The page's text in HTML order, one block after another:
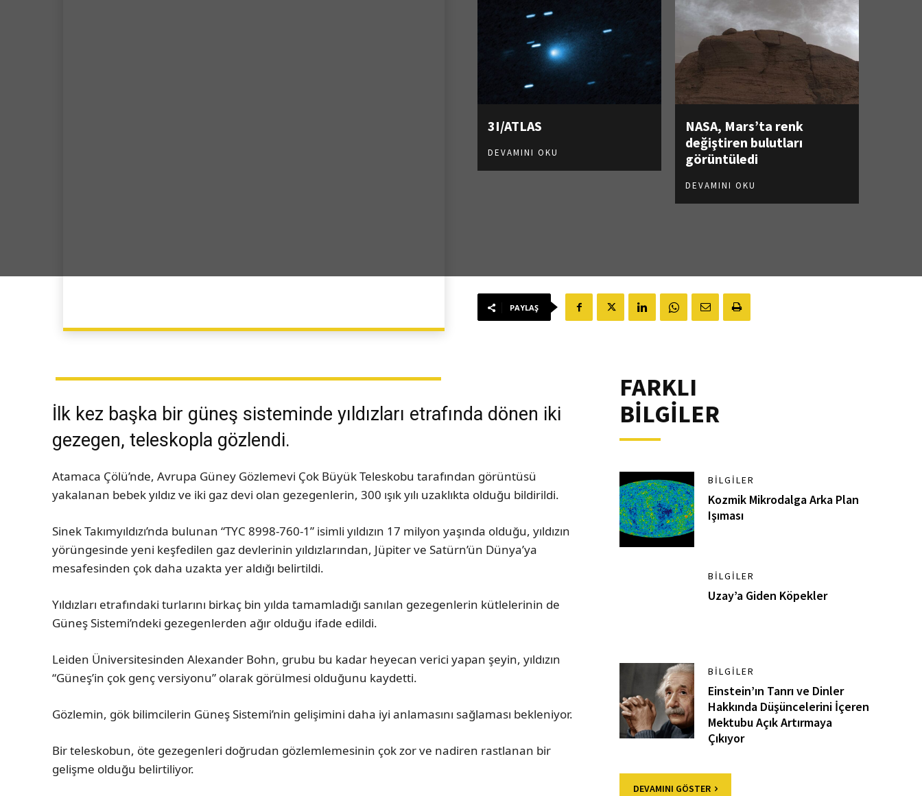
3I/ATLAS
DEVAMINI OKU
NASA, Mars’ta renk
değiştiren bulutları
görüntüledi
DEVAMINI OKU
PAYLAŞ
İlk kez başka bir güneş sisteminde yıldızları etrafında dönen iki
gezegen, teleskopla gözlendi.
Atamaca Çölü’nde, Avrupa Güney Gözlemevi Çok Büyük Teleskobu tarafından görüntüsü
yakalanan bebek yıldız ve iki gaz devi olan gezegenlerin, 300 ışık yılı uzaklıkta olduğu bildirildi.
Sinek Takımyıldızı’nda bulunan “TYC 8998-760-1” isimli yıldızın 17 milyon yaşında olduğu, yıldızın
yörüngesinde yeni keşfedilen gaz devlerinin yıldızlarından, Jüpiter ve Satürn’ün Dünya’ya
mesafesinden çok daha uzakta yer aldığı belirtildi.
Yıldızları etrafındaki turlarını birkaç bin yılda tamamladığı sanılan gezegenlerin kütlelerinin de
Güneş Sistemi’ndeki gezegenlerden ağır olduğu ifade edildi.
Leiden Üniversitesinden Alexander Bohn, grubu bu kadar heyecan verici yapan şeyin, yıldızın
“Güneş’in çok genç versiyonu” olarak görülmesi olduğunu kaydetti.
Gözlemin, gök bilimcilerin Güneş Sistemi’nin gelişimini daha iyi anlamasını sağlaması bekleniyor.
Bir teleskobun, öte gezegenleri doğrudan gözlemlemesinin çok zor ve nadiren rastlanan bir
gelişme olduğu belirtiliyor.
FARKLI
BİLGİLER
BILGILER
Kozmik Mikrodalga Arka Plan
Işıması
BILGILER
Uzay’a Giden Köpekler
BILGILER
Einstein’ın Tanrı ve Dinler
Hakkında Düşüncelerini İçeren
Mektubu Açık Artırmaya
Çıkıyor
DEVAMINI GÖSTER